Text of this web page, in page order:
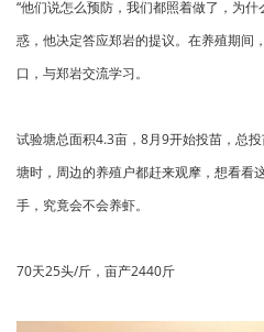
“他们说怎么预防，我们都照着做了，为
惑，他决定答应郑岩的提议。在养殖期间
口，与郑岩交流学习。
试验塘总面积4.3亩，8月9开始投苗，总
塘时，周边的养殖户都赶来观摩，想看看
手，究竟会不会养虾。
70天25头/斤，亩产2440斤